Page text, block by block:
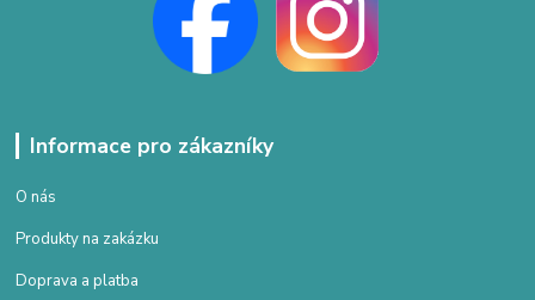
Informace pro zákazníky
O nás
Produkty na zakázku
Doprava a platba